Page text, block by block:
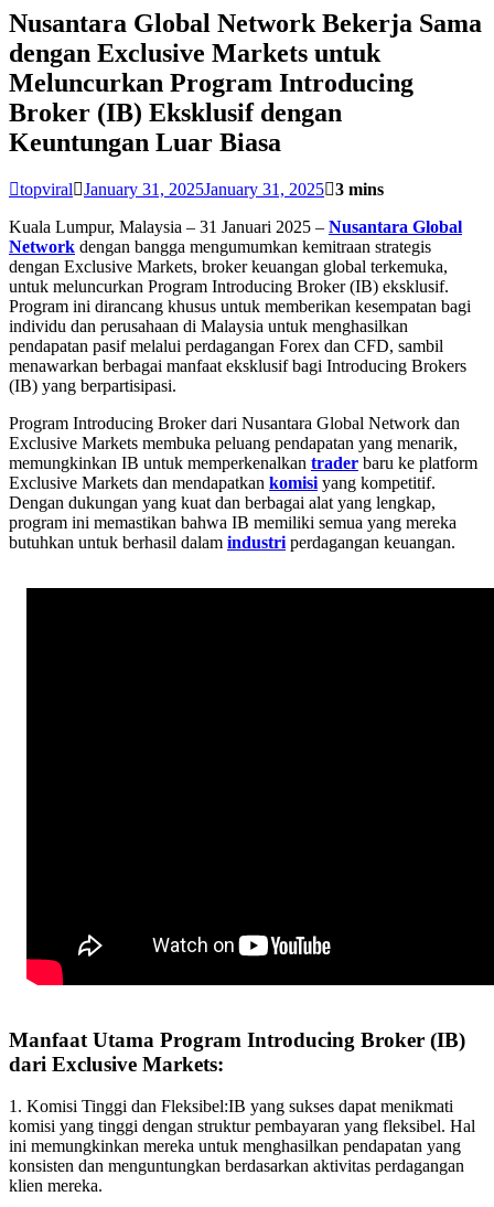
Nusantara Global Network Bekerja Sama
dengan Exclusive Markets untuk
Meluncurkan Program Introducing
Broker (IB) Eksklusif dengan
Keuntungan Luar Biasa
topviral January 31, 2025January 31, 2025 3 mins
Kuala Lumpur, Malaysia – 31 Januari 2025 – Nusantara Global
Network dengan bangga mengumumkan kemitraan strategis
dengan Exclusive Markets, broker keuangan global terkemuka,
untuk meluncurkan Program Introducing Broker (IB) eksklusif.
Program ini dirancang khusus untuk memberikan kesempatan bagi
individu dan perusahaan di Malaysia untuk menghasilkan
pendapatan pasif melalui perdagangan Forex dan CFD, sambil
menawarkan berbagai manfaat eksklusif bagi Introducing Brokers
(IB) yang berpartisipasi.
Program Introducing Broker dari Nusantara Global Network dan
Exclusive Markets membuka peluang pendapatan yang menarik,
memungkinkan IB untuk memperkenalkan trader baru ke platform
Exclusive Markets dan mendapatkan komisi yang kompetitif.
Dengan dukungan yang kuat dan berbagai alat yang lengkap,
program ini memastikan bahwa IB memiliki semua yang mereka
butuhkan untuk berhasil dalam industri perdagangan keuangan.
Manfaat Utama Program Introducing Broker (IB)
dari Exclusive Markets:
1. Komisi Tinggi dan Fleksibel:IB yang sukses dapat menikmati
komisi yang tinggi dengan struktur pembayaran yang fleksibel. Hal
ini memungkinkan mereka untuk menghasilkan pendapatan yang
konsisten dan menguntungkan berdasarkan aktivitas perdagangan
klien mereka.